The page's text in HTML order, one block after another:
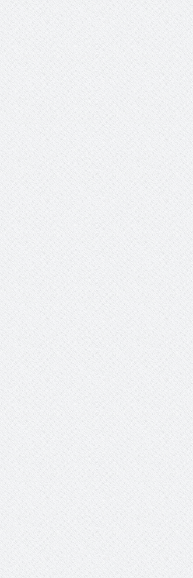
7 سوئیت محبوب مشهد نزدیک حرم با غذا و نظر مسافران
درمان ترک های پوستی با
طراحی در خدمت نظم؛